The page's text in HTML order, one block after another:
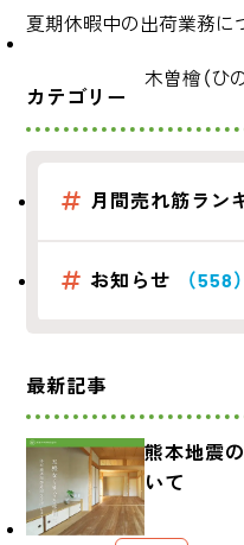
夏期休暇中の出荷業務に
木曽檜（ひ
カテゴリー
月間売れ筋ラン
お知らせ （558）
最新記事
熊本地震
いて